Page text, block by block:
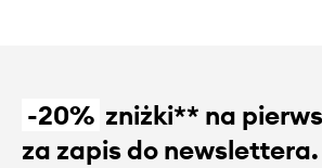
-20% zniżki** na
za zapis do newslettera.